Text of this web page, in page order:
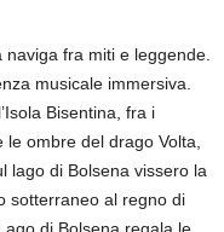
fra miti e leggende.
musicale immersiva.
Bisentina, fra i
ombre del drago Volta,
lago di Bolsena vissero la
sotterraneo al regno di
di Bolsena regala le